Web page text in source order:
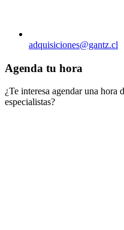
adquisiciones@gantz.cl
Agenda tu hora
¿Te interesa agendar una hora
especialistas?